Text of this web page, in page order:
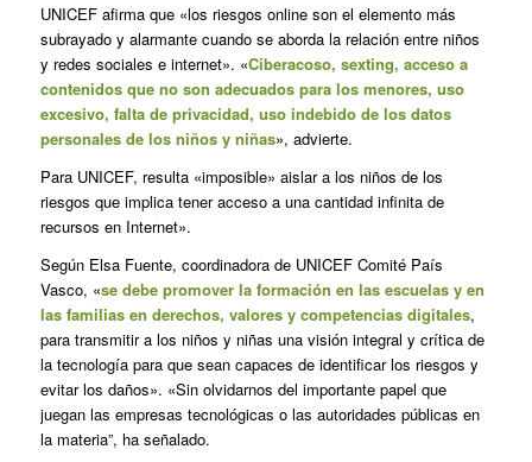
UNICEF afirma que «los riesgos online son el elemento más
subrayado y alarmante cuando se aborda la relación entre niños
y redes sociales e internet». «Ciberacoso, sexting, acceso a
contenidos que no son adecuados para los menores, uso
excesivo, falta de privacidad, uso indebido de los datos
personales de los niños y niñas», advierte.
Para UNICEF, resulta «imposible» aislar a los niños de los
riesgos que implica tener acceso a una cantidad infinita de
recursos en Internet».
Según Elsa Fuente, coordinadora de UNICEF Comité País
Vasco, «se debe promover la formación en las escuelas y en
las familias en derechos, valores y competencias digitales,
para transmitir a los niños y niñas una visión integral y crítica de
la tecnología para que sean capaces de identificar los riesgos y
evitar los daños». «Sin olvidarnos del importante papel que
juegan las empresas tecnológicas o las autoridades públicas en
la materia”, ha señalado.